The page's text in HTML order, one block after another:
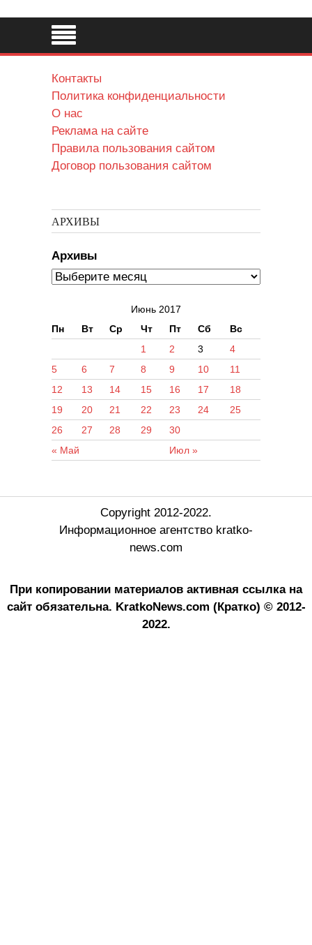
Контакты
Политика конфиденциальности
О нас
Реклама на сайте
Правила пользования сайтом
Договор пользования сайтом
АРХИВЫ
Архивы
Июнь 2017
Пн
Вт Ср Чт Пт Сб Вс
« Май Июл »
1 2 3
4
5
6 7 8 9 10
11
12
13 14 15 16 17
18
19
20 21 22 23 24
25
26
27 28 29 30
Copyright 2012-2022.
Информационное агентство kratko-
news.com
При копировании материалов активная ссылка на
сайт обязательна. KratkoNews.com (Кратко) © 2012-
2022.